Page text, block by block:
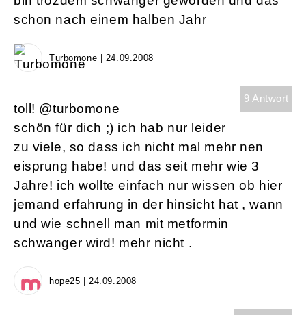
schon nach einem halben Jahr
Turbomone | 24.09.2008
9 Antwort
toll! @turbomone
schön für dich ;) ich hab nur leider
zu viele, so dass ich nicht mal mehr nen
eisprung habe! und das seit mehr wie 3
Jahre! ich wollte einfach nur wissen ob hier
jemand erfahrung in der hinsicht hat , wann
und wie schnell man mit metformin
schwanger wird! mehr nicht .
hope25 | 24.09.2008